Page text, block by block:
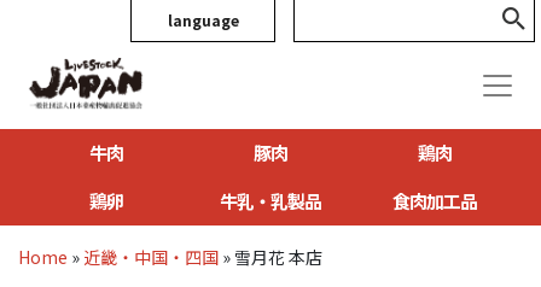
language
牛肉 豚肉
鶏肉
鶏卵
牛乳・乳製品 食肉加工品
Home » 近畿・中国・四国 » 雪月花 本店